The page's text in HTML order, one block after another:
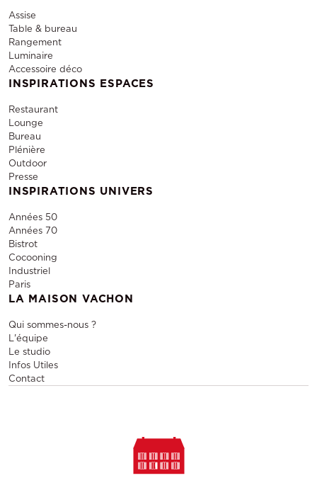
Assise
Table & bureau
Rangement
Luminaire
Accessoire déco
INSPIRATIONS ESPACES
Restaurant
Lounge
Bureau
Plénière
Outdoor
Presse
INSPIRATIONS UNIVERS
Années 50
Années 70
Bistrot
Cocooning
Industriel
Paris
LA MAISON VACHON
Qui sommes-nous ?
L'équipe
Le studio
Infos Utiles
Contact